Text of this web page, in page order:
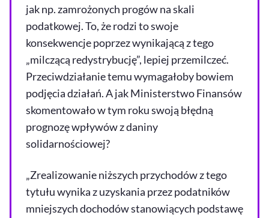
jak np. zamrożonych progów na skali
podatkowej. To, że rodzi to swoje
konsekwencje poprzez wynikającą z tego
„milczącą redystrybucję”, lepiej przemilczeć.
Przeciwdziałanie temu wymagałoby bowiem
podjęcia działań. A jak Ministerstwo Finansów
skomentowało w tym roku swoją błędną
prognozę wpływów z daniny
solidarnościowej?
„Zrealizowanie niższych przychodów z tego
tytułu wynika z uzyskania przez podatników
mniejszych dochodów stanowiących podstawę